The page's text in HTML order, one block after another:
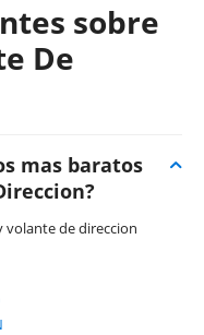
sobre
De
mas baratos
volante de direccion